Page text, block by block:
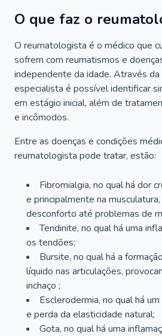
O que faz o
O reumatologista é o médico que
sofrem com reumatismos e
independente da idade. Através
especialista é possível identificar
em estágio inicial, além de
e incômodos.
Entre as doenças e condições
reumatologista pode tratar, estão:
Fibromialgia, no qual há dor
e principalmente na
desconforto até problemas de
Tendinite, no qual há uma
os tendões;
Bursite, no qual há a
líquido nas articulações,
inchaço ;
Esclerodermia, no qual há
e perda da elasticidade natural;
Gota, no qual há uma